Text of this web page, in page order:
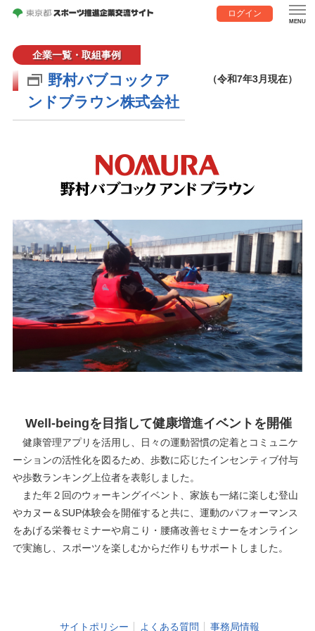
ログイン
企業一覧・取組事例
野村バブコックア
ンドブラウン株式会社
（令和7年3月現在）
Well-beingを目指して健康増進イベントを開催
健康管理アプリを活用し、日々の運動習慣の定着とコミュニケ
ーションの活性化を図るため、歩数に応じたインセンティブ付与
や歩数ランキング上位者を表彰しました。
また年２回のウォーキングイベント、家族も一緒に楽しむ登山
やカヌー＆SUP体験会を開催すると共に、運動のパフォーマンス
をあげる栄養セミナーや肩こり・腰痛改善セミナーをオンライン
で実施し、スポーツを楽しむからだ作りもサポートしました。
サイトポリシー よくある質問 事務局情報